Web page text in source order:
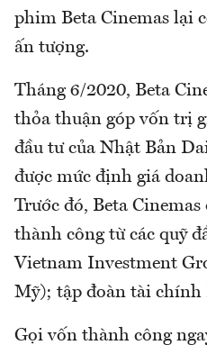
phim Beta Cinemas lại
ấn tượng.
Tháng 6/2020, Beta
thỏa thuận góp vốn trị
đầu tư của Nhật Bản
được mức định giá
Trước đó, Beta
thành công từ các quỹ
Vietnam Investment
Mỹ); tập đoàn tài
Gọi vốn thành công